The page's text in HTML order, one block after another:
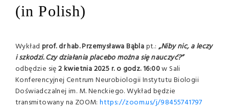
(in Polish)
Wykład prof. dr hab. Przemysława Bąblapt.:„Niby nic, a leczy
i szkodzi. Czy działania placebo można się nauczyć?”
odbędzie się2 kwietnia 2025 r. o godz. 16:00w Sali
Konferencyjnej Centrum Neurobiologii Instytutu Biologii
Doświadczalnej im. M. Nenckiego. Wykład będzie
transmitowany na ZOOM:https://zoom.us/j/98455741797